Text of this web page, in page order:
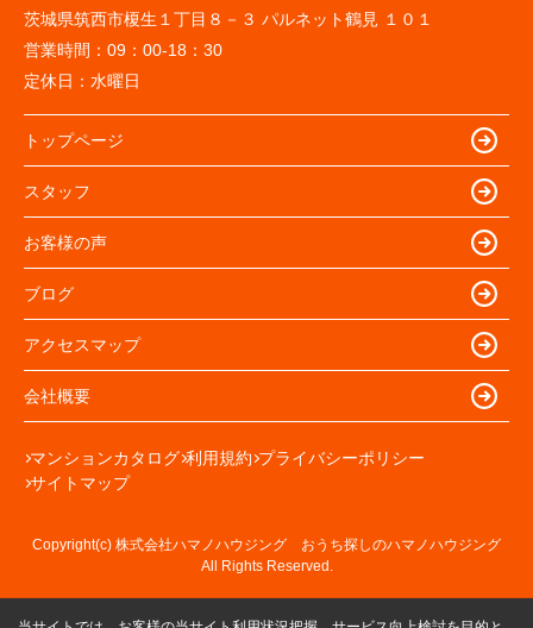
茨城県筑西市榎生１丁目８－３ パルネット鶴見 １０１
営業時間： 09：00-18：30
定休日： 水曜日
トップページ
スタッフ
お客様の声
ブログ
アクセスマップ
会社概要
マンションカタログ 利用規約 プライバシーポリシー
サイトマップ
Copyright(c) 株式会社ハマノハウジング おうち探しのハマノハウジング
All Rights Reserved.